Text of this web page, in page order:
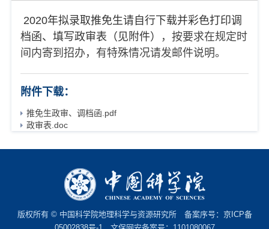
2020年拟录取推免生请自行下载并彩色打印调
档函、填写政审表（见附件）
，按要求在规定时
间内寄到招办，有特殊情况请发邮件说明。
附件下载：
推免生政审、调档函.pdf
政审表.doc
版权所有 © 中国科学院地理科学与资源研究所 备案序号： 京ICP备